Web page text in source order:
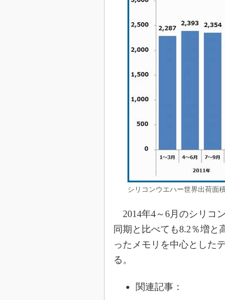
シリコンウエハー世界出荷面
2014年4～6月のシリコ
同期と比べても8.2％増
ったメモリを中心とした
る。
関連記事：